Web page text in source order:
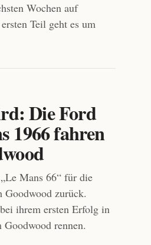
Wochen auf
Teil geht es um
Die Ford
1966 fahren
Mans 66“ für die
Goodwood zurück.
ihrem ersten Erfolg in
rennen.